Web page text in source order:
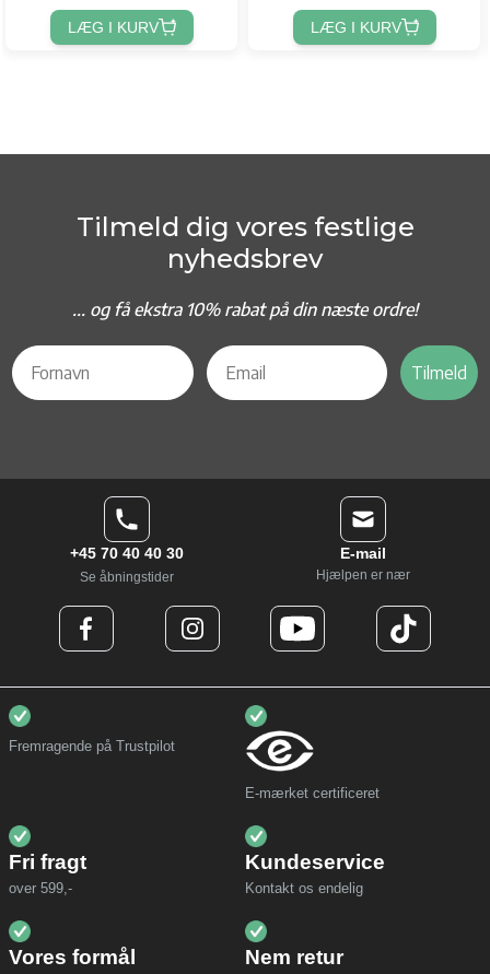
LÆG I KURV LÆG I KURV
Tilmeld dig vores festlige
nyhedsbrev
... og få ekstra 10% rabat på din næste ordre!
Tilmeld
+45 70 40 40 30
Se åbningstider
E-mail
Hjælpen er nær
Fremragende på Trustpilot
E-mærket certificeret
Fri fragt
over 599,-
Kundeservice
Kontakt os endelig
Vores formål Nem retur